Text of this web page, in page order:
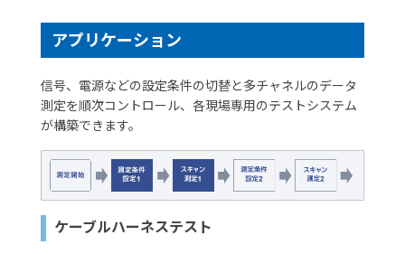
アプリケーション
信号、電源などの設定条件の切替と多チャネルのデータ
測定を順次コントロール、各現場専用のテストシステム
が構築できます。
ケーブルハーネステスト